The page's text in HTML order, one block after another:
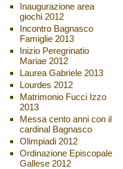
Inaugurazione area
giochi 2012
Incontro Bagnasco
Famiglie 2013
Inizio Peregrinatio
Mariae 2012
Laurea Gabriele 2013
Lourdes 2012
Matrimonio Fucci Izzo
2013
Messa cento anni con il
cardinal Bagnasco
Olimpiadi 2012
Ordinazione Episcopale
Gallese 2012